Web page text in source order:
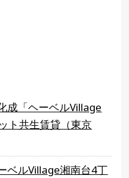
成「ヘーベルVillage
ト共生賃貸（東京
ベルVillage湘南台4丁